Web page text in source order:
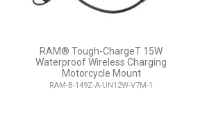
RAM® Tough-ChargeT 15W
Waterproof Wireless Charging
Motorcycle Mount
RAM-B-149Z-A-UN12W-V7M-1